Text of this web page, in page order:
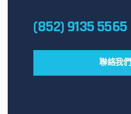
(852) 9135 5565
聯絡我們